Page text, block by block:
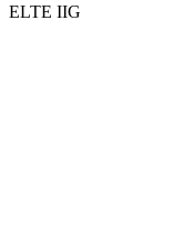
ELTE IIG